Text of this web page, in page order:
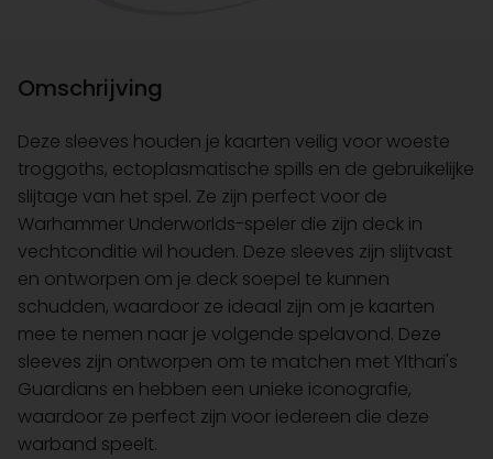
Omschrijving
Deze sleeves houden je kaarten veilig voor woeste
troggoths, ectoplasmatische spills en de gebruikelijke
slijtage van het spel. Ze zijn perfect voor de
Warhammer Underworlds-speler die zijn deck in
vechtconditie wil houden. Deze sleeves zijn slijtvast
en ontworpen om je deck soepel te kunnen
schudden, waardoor ze ideaal zijn om je kaarten
mee te nemen naar je volgende spelavond. Deze
sleeves zijn ontworpen om te matchen met Ylthari's
Guardians en hebben een unieke iconografie,
waardoor ze perfect zijn voor iedereen die deze
warband speelt.